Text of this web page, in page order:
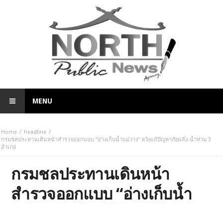
MENU
Home
headline
กรมชลประทานเดินหน้าสำรวจออกแบบ “อ่างเก็บน้ำแม่วาง” หวังแก้ปัญหาภัยแล้ง-น้ำท่วม 3
อำเภอ
กรมชลประทานเดินหน้า
สำรวจออกแบบ “อ่างเก็บน้ำ